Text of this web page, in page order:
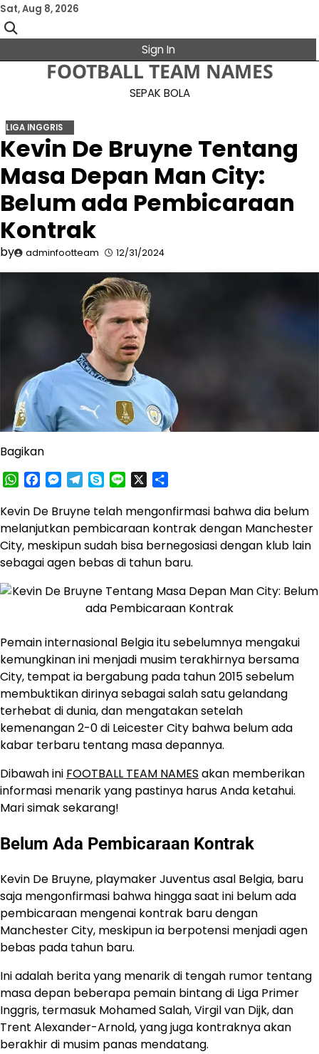
Skip
to
content
Sat, Aug 8, 2026
Sign In
FOOTBALL TEAM NAMES
SEPAK BOLA
LIGA INGGRIS
Kevin De Bruyne Tentang
Masa Depan Man City:
Belum ada Pembicaraan
Kontrak
by adminfootteam 12/31/2024
Bagikan
WhatsApp
Facebook
Messenger
Telegram
SkypeLine
Kevin De Bruyne telah mengonfirmasi bahwa dia belum
melanjutkan pembicaraan kontrak dengan Manchester
City, meskipun sudah bisa bernegosiasi dengan klub lain
sebagai agen bebas di tahun baru.
Pemain internasional Belgia itu sebelumnya mengakui
kemungkinan ini menjadi musim terakhirnya bersama
City, tempat ia bergabung pada tahun 2015 sebelum
membuktikan dirinya sebagai salah satu gelandang
terhebat di dunia, dan mengatakan setelah
kemenangan 2-0 di Leicester City bahwa belum ada
kabar terbaru tentang masa depannya.
Dibawah ini FOOTBALL TEAM NAMES akan memberikan
informasi menarik yang pastinya harus Anda ketahui.
Mari simak sekarang!
Belum Ada Pembicaraan Kontrak
​Kevin De Bruyne, playmaker Juventus asal Belgia, baru
saja mengonfirmasi bahwa hingga saat ini belum ada
pembicaraan mengenai kontrak baru dengan
Manchester City, meskipun ia berpotensi menjadi agen
bebas pada tahun baru.​
Ini adalah berita yang menarik di tengah rumor tentang
masa depan beberapa pemain bintang di Liga Primer
Inggris, termasuk Mohamed Salah, Virgil van Dijk, dan
Trent Alexander-Arnold, yang juga kontraknya akan
berakhir di musim panas mendatang.